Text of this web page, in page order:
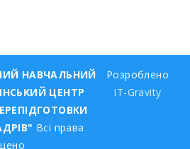
НАВЧАЛЬНИЙ
ЦЕНТР
Всі права
Розроблено
IT-Gravity